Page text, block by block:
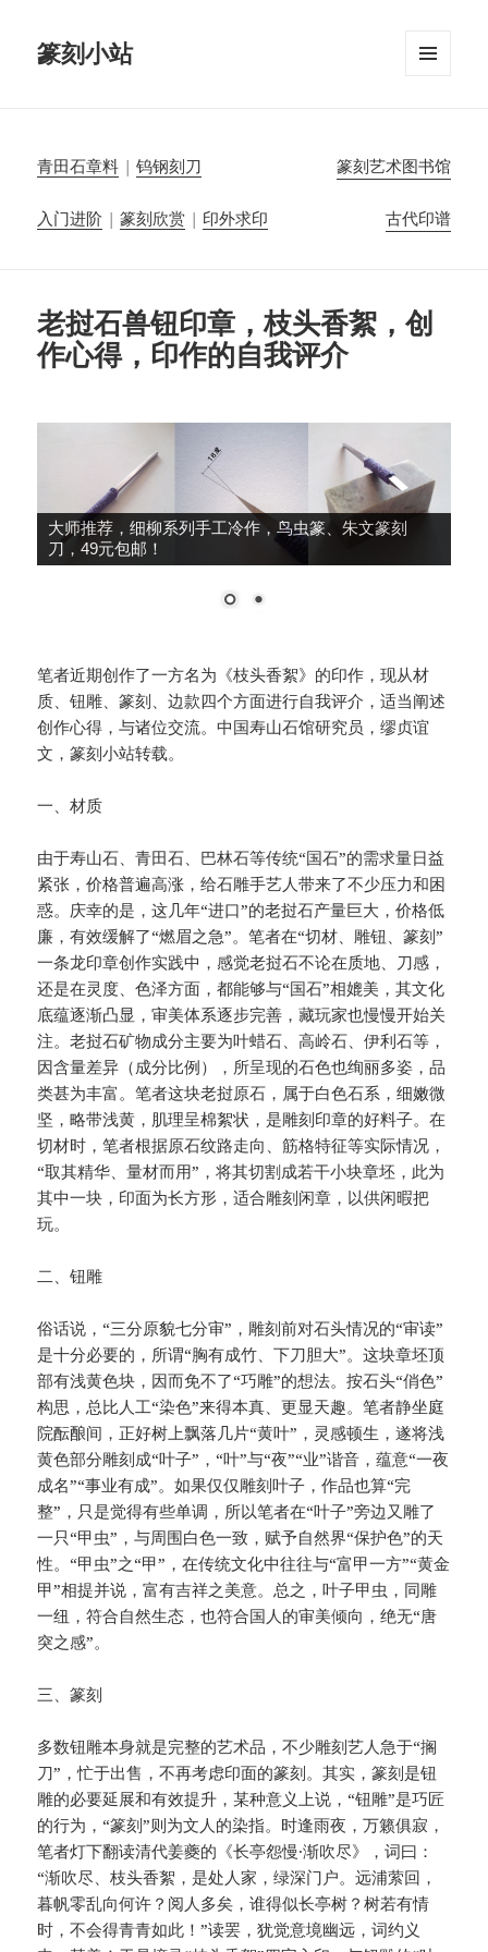
篆刻小站
青田石章料 |钨钢刻刀 篆刻艺术图书馆
入门进阶 |篆刻欣赏 | 印外求印 古代印谱
老挝石兽钮印章，枝头香絮，创
作心得，印作的自我评介
篆刻转印贴，刀法练习，兴趣提升，12大张240印面，
39元包邮！
笔者近期创作了一方名为《枝头香絮》的印作，现从材
质、钮雕、篆刻、边款四个方面进行自我评介，适当阐述
创作心得，与诸位交流。中国寿山石馆研究员，缪贞谊
文，篆刻小站转载。
一、材质
由于寿山石、青田石、巴林石等传统“国石”的需求量日益
紧张，价格普遍高涨，给石雕手艺人带来了不少压力和困
惑。庆幸的是，这几年“进口”的老挝石产量巨大，价格低
廉，有效缓解了“燃眉之急”。笔者在“切材、雕钮、篆刻”
一条龙印章创作实践中，感觉老挝石不论在质地、刀感，
还是在灵度、色泽方面，都能够与“国石”相媲美，其文化
底蕴逐渐凸显，审美体系逐步完善，藏玩家也慢慢开始关
注。老挝石矿物成分主要为叶蜡石、高岭石、伊利石等，
因含量差异（成分比例），所呈现的石色也绚丽多姿，品
类甚为丰富。笔者这块老挝原石，属于白色石系，细嫩微
坚，略带浅黄，肌理呈棉絮状，是雕刻印章的好料子。在
切材时，笔者根据原石纹路走向、筋格特征等实际情况，
“取其精华、量材而用”，将其切割成若干小块章坯，此为
其中一块，印面为长方形，适合雕刻闲章，以供闲暇把
玩。
二、钮雕
俗话说，“三分原貌七分审”，雕刻前对石头情况的“审读”
是十分必要的，所谓“胸有成竹、下刀胆大”。这块章坯顶
部有浅黄色块，因而免不了“巧雕”的想法。按石头“俏色”
构思，总比人工“染色”来得本真、更显天趣。笔者静坐庭
院酝酿间，正好树上飘落几片“黄叶”，灵感顿生，遂将浅
黄色部分雕刻成“叶子”，“叶”与“夜”“业”谐音，蕴意“一夜
成名”“事业有成”。如果仅仅雕刻叶子，作品也算“完
整”，只是觉得有些单调，所以笔者在“叶子”旁边又雕了
一只“甲虫”，与周围白色一致，赋予自然界“保护色”的天
性。“甲虫”之“甲”，在传统文化中往往与“富甲一方”“黄金
甲”相提并说，富有吉祥之美意。总之，叶子甲虫，同雕
一纽，符合自然生态，也符合国人的审美倾向，绝无“唐
突之感”。
三、篆刻
多数钮雕本身就是完整的艺术品，不少雕刻艺人急于“搁
刀”，忙于出售，不再考虑印面的篆刻。其实，篆刻是钮
雕的必要延展和有效提升，某种意义上说，“钮雕”是巧匠
的行为，“篆刻”则为文人的染指。时逢雨夜，万籁俱寂，
笔者灯下翻读清代姜夔的《长亭怨慢·渐吹尽》，词曰：
“渐吹尽、枝头香絮，是处人家，绿深门户。远浦萦回，
暮帆零乱向何许？阅人多矣，谁得似长亭树？树若有情
时，不会得青青如此！”读罢，犹觉意境幽远，词约义